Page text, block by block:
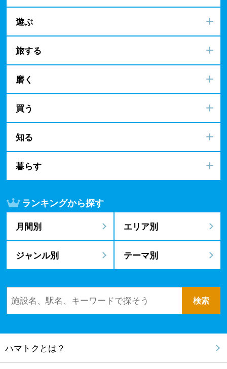
遊ぶ
旅する
磨く
買う
知る
暮らす
ランキングから探す
月間別 エリア別
ジャンル別 テーマ別
ハマトクとは？